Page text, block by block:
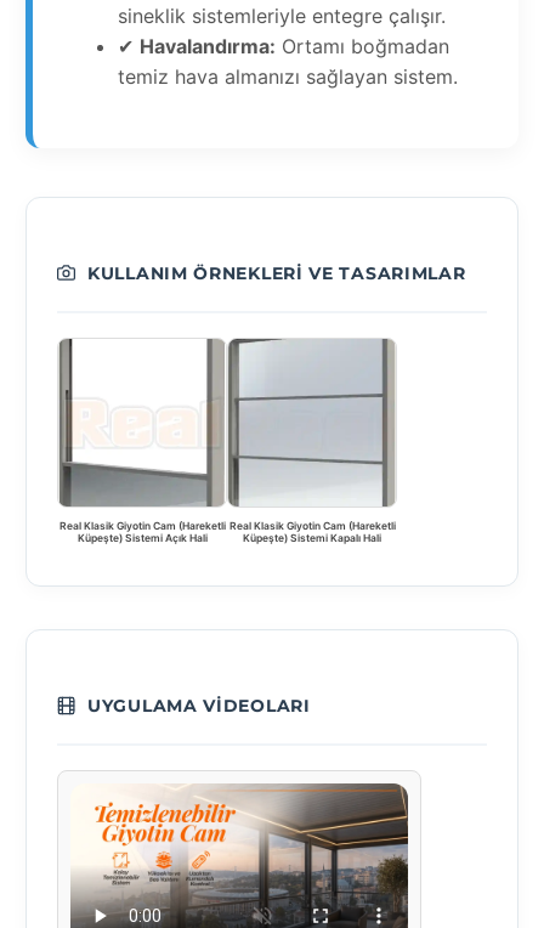
sineklik sistemleriyle entegre çalışır.
✔ Havalandırma: Ortamı boğmadan
temiz hava almanızı sağlayan sistem.
KULLANIM ÖRNEKLERI VE TASARIMLAR
Real Klasik Giyotin Cam (Hareketli
Küpeşte) Sistemi Açık Hali
Real Klasik Giyotin Cam (Hareketli
Küpeşte) Sistemi Kapalı Hali
UYGULAMA VIDEOLARI